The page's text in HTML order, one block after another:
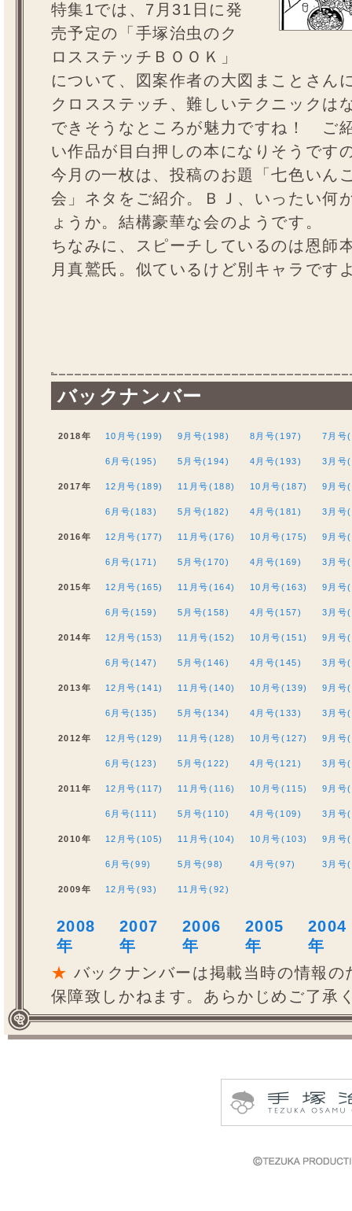
特集1では、7月31日に発
売予定の「手塚治虫のク
ロスステッチＢＯＯＫ」
について、図案作者の大図まことさん
クロスステッチ、難しいテクニックは
できそうなところが魅力ですね！ ご
い作品が目白押しの本になりそうです
今月の一枚は、投稿のお題「七色いん
会」ネタをご紹介。ＢＪ、いったい何
ょうか。結構豪華な会のようです。
ちなみに、スピーチしているのは恩師
月真鷲氏。似ているけど別キャラです
バックナンバー
2018年 10月号(199) 9月号(198) 8月号(197) 7月号
6月号(195) 5月号(194) 4月号(193) 3月号
2017年 12月号(189) 11月号(188) 10月号(187) 9月号
6月号(183) 5月号(182) 4月号(181) 3月号
2016年 12月号(177) 11月号(176) 10月号(175) 9月号
6月号(171) 5月号(170) 4月号(169) 3月号
2015年 12月号(165) 11月号(164) 10月号(163) 9月号
6月号(159) 5月号(158) 4月号(157) 3月号
2014年 12月号(153) 11月号(152) 10月号(151) 9月号
6月号(147) 5月号(146) 4月号(145) 3月号
2013年 12月号(141) 11月号(140) 10月号(139) 9月号
6月号(135) 5月号(134) 4月号(133) 3月号
2012年 12月号(129) 11月号(128) 10月号(127) 9月号
6月号(123) 5月号(122) 4月号(121) 3月号
2011年 12月号(117) 11月号(116) 10月号(115) 9月号
6月号(111) 5月号(110) 4月号(109) 3月号
2010年 12月号(105) 11月号(104) 10月号(103) 9月号
6月号(99) 5月号(98) 4月号(97) 3月号
2009年 12月号(93) 11月号(92)
2008
年
2007
年
2006
年
2005
年
2004
年
★ バックナンバーは掲載当時の情報
保障致しかねます。あらかじめご了承